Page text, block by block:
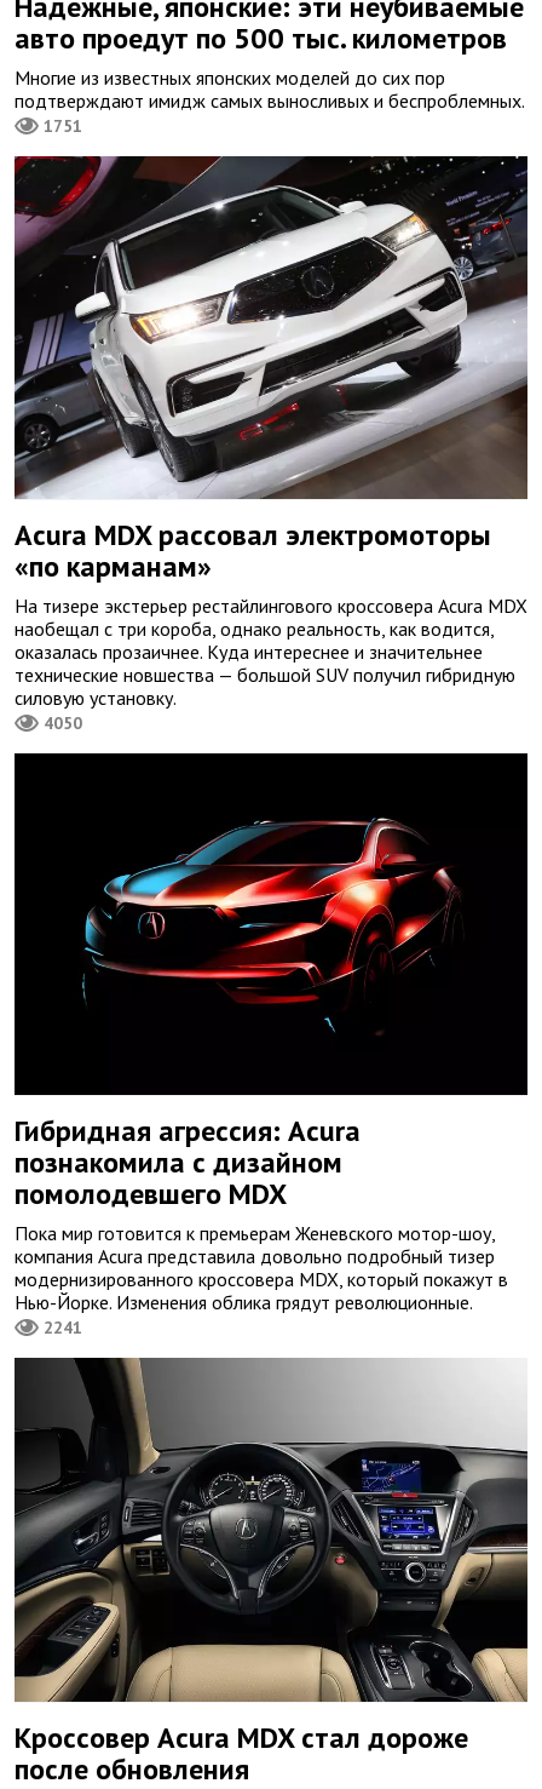
авто проедут по 500 тыс. километров
Многие из известных японских моделей до сих пор
подтверждают имидж самых выносливых и беспроблемных.
1751
Acura MDX рассовал электромоторы
«по карманам»
На тизере экстерьер рестайлингового кроссовера Acura MDX
наобещал с три короба, однако реальность, как водится,
оказалась прозаичнее. Куда интереснее и значительнее
технические новшества — большой SUV получил гибридную
силовую установку.
4050
Гибридная агрессия: Acura
познакомила с дизайном
помолодевшего MDX
Пока мир готовится к премьерам Женевского мотор-шоу,
компания Acura представила довольно подробный тизер
модернизированного кроссовера MDX, который покажут в
Нью-Йорке. Изменения облика грядут революционные.
2241
Кроссовер Acura MDX стал дороже
после обновления